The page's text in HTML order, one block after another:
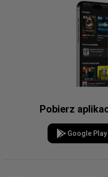
Pobierz
Google Play